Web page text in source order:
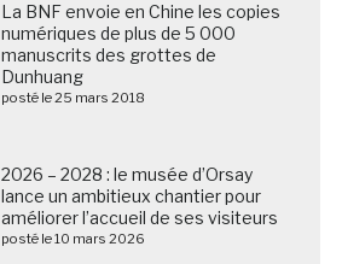
La BNF envoie en Chine les copies
numériques de plus de 5 000
manuscrits des grottes de
Dunhuang
posté le 25 mars 2018
2026 – 2028 : le musée d’Orsay
lance un ambitieux chantier pour
améliorer l’accueil de ses visiteurs
posté le 10 mars 2026